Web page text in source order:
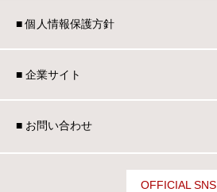
■ 個人情報保護方針
■ 企業サイト
■ お問い合わせ
OFFICIAL SNS